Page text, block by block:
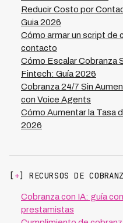
Reducir Costo por
Guia 2026
Cómo armar un script de
contacto
Cómo Escalar Cobranza
Fintech: Guía 2026
Cobranza 24/7 Sin
con Voice Agents
Cómo Aumentar la Tasa
2026
[+] RECURSOS DE
Cobranza con IA: guía
prestamistas